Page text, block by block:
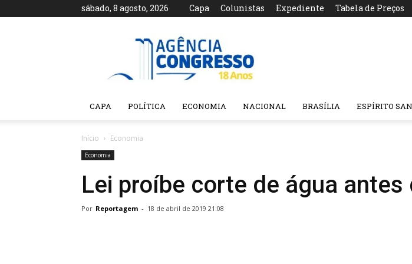
sábado, 8 agosto, 2026 Capa Colunistas Expediente Tabela de Preços
Agência
CAPA POLÍTICA ECONOMIA NACIONAL BRASÍLIA ESPÍRITO
Início Economia
Economia
Lei proíbe corte de água
Por Reportagem - 18 de abril de 2019 21:08